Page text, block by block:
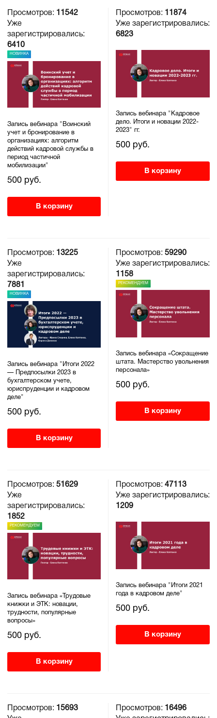
Просмотров:
11542
Уже
зарегистрировались:
6410
НОВИНКА
Запись вебинара "Воинский
учет и бронирование в
организациях: алгоритм
действий кадровой службы в
период частичной
мобилизации"
500 руб.
В корзину
Просмотров:
11874
Уже зарегистрировались:
6823
Запись вебинара "Кадровое
дело. Итоги и новации 2022-
2023" гг.
500 руб.
В корзину
Просмотров:
13225
Уже
зарегистрировались:
7881
НОВИНКА
Запись вебинара "Итоги 2022
— Предпосылки 2023 в
бухгалтерском учете,
юриспруденции и кадровом
деле"
500 руб.
В корзину
Просмотров: 59290
Уже зарегистрировались:
1158
РЕКОМЕНДУЕМ
Запись вебинара «Сокращение
штата. Мастерство увольнения
персонала»
500 руб.
В корзину
Просмотров: 51629
Уже
зарегистрировались:
1852
РЕКОМЕНДУЕМ
Запись вебинара «Трудовые
книжки и ЭТК: новации,
трудности, популярные
вопросы»
500 руб.
В корзину
Просмотров: 47113
Уже зарегистрировались:
1209
Запись вебинара "Итоги 2021
года в кадровом деле"
500 руб.
В корзину
Просмотров:
15693
Просмотров:
16496